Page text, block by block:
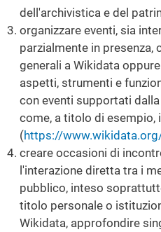
dell'archivistica e del
organizzare eventi, sia
parzialmente in presenza,
generali a Wikidata
aspetti, strumenti e
con eventi supportati
come, a titolo di esempio,
(https://
creare occasioni di
l'interazione diretta tra i
pubblico, inteso
titolo personale o
Wikidata, approfondire